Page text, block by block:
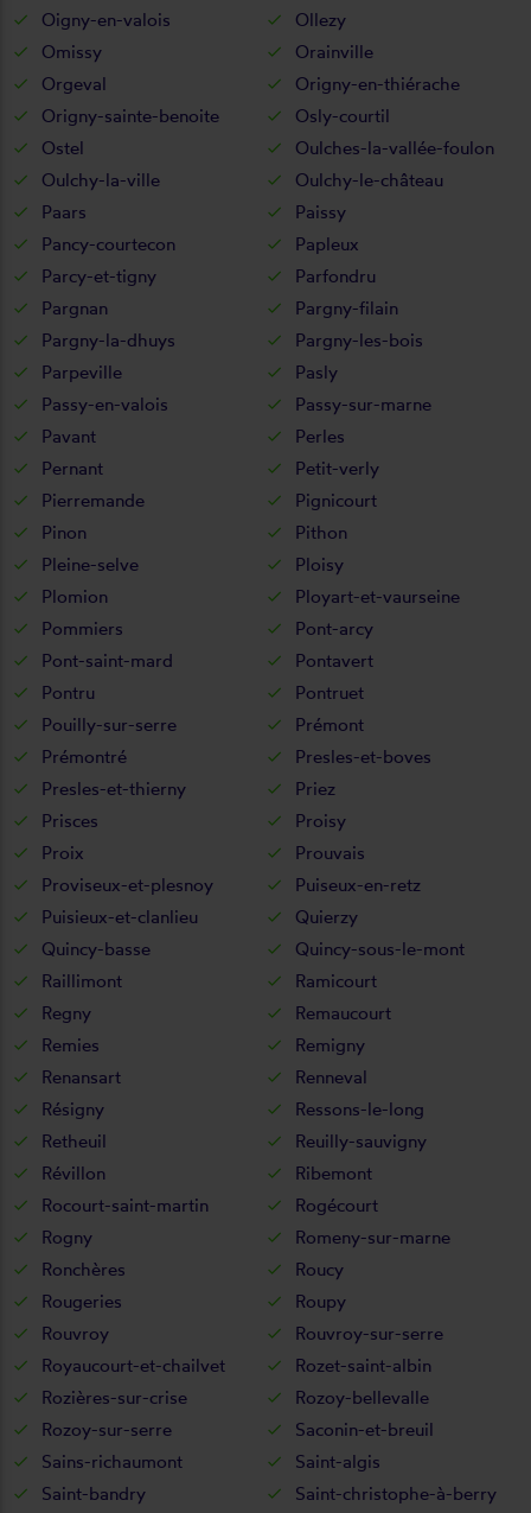
Oigny-en-valois
Ollezy
Omissy
Orainville
Orgeval
Origny-en-thiérache
Origny-sainte-benoite
Osly-courtil
Ostel
Oulches-la-vallée-foulon
Oulchy-la-ville
Oulchy-le-château
Paars
Paissy
Pancy-courtecon
Papleux
Parcy-et-tigny
Parfondru
Pargnan
Pargny-filain
Pargny-la-dhuys
Pargny-les-bois
Parpeville
Pasly
Passy-en-valois
Passy-sur-marne
Pavant
Perles
Pernant
Petit-verly
Pierremande
Pignicourt
Pinon
Pithon
Pleine-selve
Ploisy
Plomion
Ployart-et-vaurseine
Pommiers
Pont-arcy
Pont-saint-mard
Pontavert
Pontru
Pontruet
Pouilly-sur-serre
Prémont
Prémontré
Presles-et-boves
Presles-et-thierny
Priez
Prisces
Proisy
Proix
Prouvais
Proviseux-et-plesnoy
Puiseux-en-retz
Puisieux-et-clanlieu
Quierzy
Quincy-basse
Quincy-sous-le-mont
Raillimont
Ramicourt
Regny
Remaucourt
Remies
Remigny
Renansart
Renneval
Résigny
Ressons-le-long
Retheuil
Reuilly-sauvigny
Révillon
Ribemont
Rocourt-saint-martin
Rogécourt
Rogny
Romeny-sur-marne
Ronchères
Roucy
Rougeries
Roupy
Rouvroy
Rouvroy-sur-serre
Royaucourt-et-chailvet
Rozet-saint-albin
Rozières-sur-crise
Rozoy-bellevalle
Rozoy-sur-serre
Saconin-et-breuil
Sains-richaumont
Saint-algis
Saint-bandry
Saint-christophe-à-berry